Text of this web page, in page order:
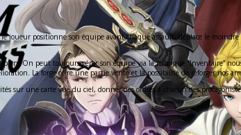
joueur positionne son équipe avant chaque assault, déplace le
On peut toujours gérer son équipe via la rubrique “Inventaire”
La forge offre une partie vente et la possibilité de reforger nos
sur une carte vue du ciel, donner des ordres à chacun des